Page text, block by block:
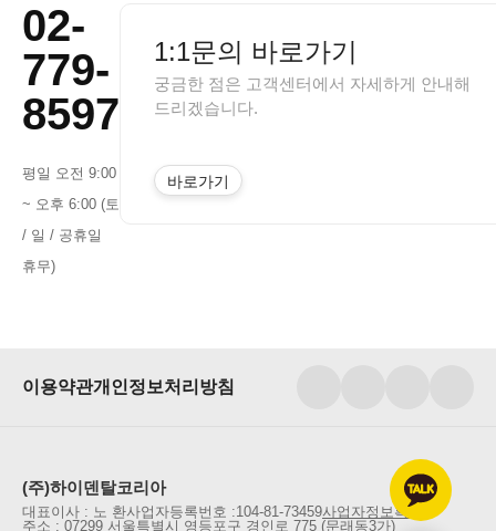
02-
779-
8597
평일 오전 9:00
~ 오후 6:00 (토
/ 일 / 공휴일
휴무)
1:1문의 바로가기
궁금한 점은 고객센터에서 자세하게 안내해
드리겠습니다.
바로가기
이용약관개인정보처리방침
(주)하이덴탈코리아
대표이사 : 노 환사업자등록번호 :104-81-73459사업자정보확인
주소 : 07299 서울특별시 영등포구 경인로 775 (문래동3가)